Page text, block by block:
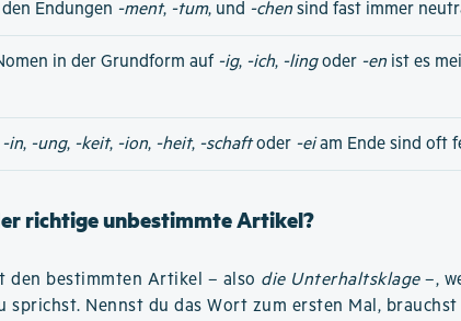
Endungen -ment, -tum, und -chensind fast immer
in der Grundform auf -ig, -ich, -lingoder -enist es
-in, -ung, -keit, -ion, -heit, -schaftoder -eiam Ende sind oft
richtige unbestimmte Artikel?
den bestimmten Artikel – also die Unterhaltsklage–,
sprichst. Nennst du das Wort zum ersten Mal,